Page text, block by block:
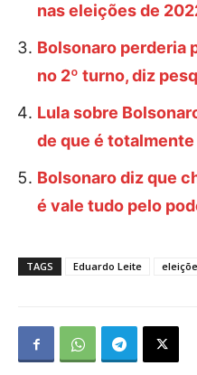
nas eleições de
Bolsonaro perderia
no 2º turno, diz
Lula sobre
de que é
Bolsonaro diz que
é vale tudo pelo
TAGS Eduardo Leite